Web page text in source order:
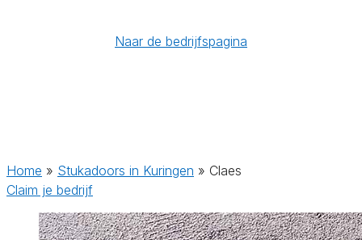
Naar de bedrijfspagina
Home » Stukadoors in Kuringen » Claes
Claim je bedrijf